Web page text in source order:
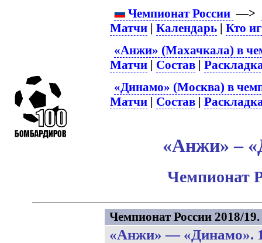
Чемпионат России —>
Матчи |Календарь |Кто
«Анжи» (Махачкала) в
Матчи | Состав |
«Динамо» (Москва) в
Матчи | Состав |
«Анжи» –
Чемпионат
Чемпионат России 2018/
«Анжи» — «Динамо».